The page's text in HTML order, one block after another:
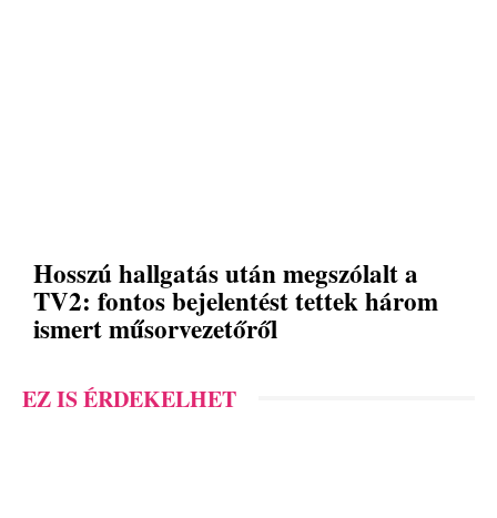
Hosszú hallgatás után megszólalt a
TV2: fontos bejelentést tettek három
ismert műsorvezetőről
EZ IS ÉRDEKELHET